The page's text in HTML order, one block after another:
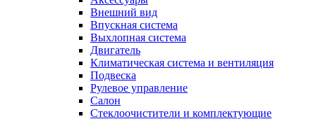
Внешний вид
Впускная система
Выхлопная система
Двигатель
Климатическая система и вентиляция
Подвеска
Рулевое управление
Салон
Стеклоочистители и комплектующие